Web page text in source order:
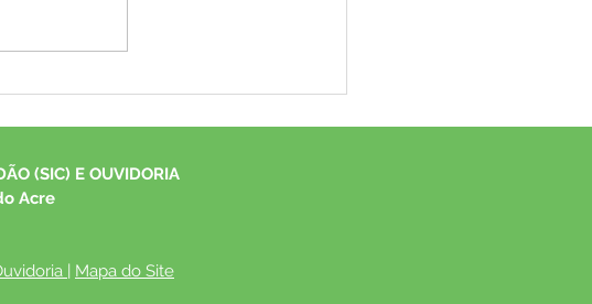
Profissões e anuncia prêmio
(SIC) E OUVIDORIA
Acre
| Mapa do Site